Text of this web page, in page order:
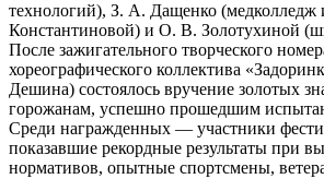
технологий), З. А. Дащенко
Константиновой) и О. В. Золотухиной
После зажигательного творческого
хореографического коллектива
Дешина) состоялось вручение золотых
горожанам, успешно прошедшим
Среди награжденных — участники
показавшие рекордные результаты при
нормативов, опытные спортсмены,